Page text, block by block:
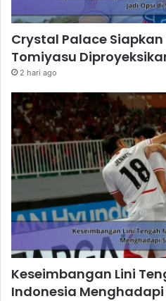
Crystal Palace Siapkan
Tomiyasu
2 hari ago
Keseimbangan Lini
Indonesia